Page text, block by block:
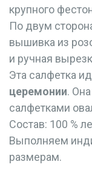
крупного
По двум
вышивка из
и ручная
Эта салфетка
церемонии.
салфетками
Состав: 100 %
Выполняем
размерам.